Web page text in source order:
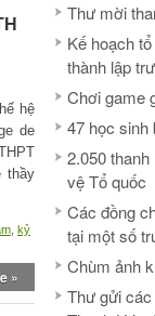
hệ
de
thầy
kỷ
»
Thư mời
Kế hoạch
thành lập
Chơi game
47 học sinh
2.050
vệ Tổ quốc
Các đồng
tại một số
Chùm ảnh
Thư gửi